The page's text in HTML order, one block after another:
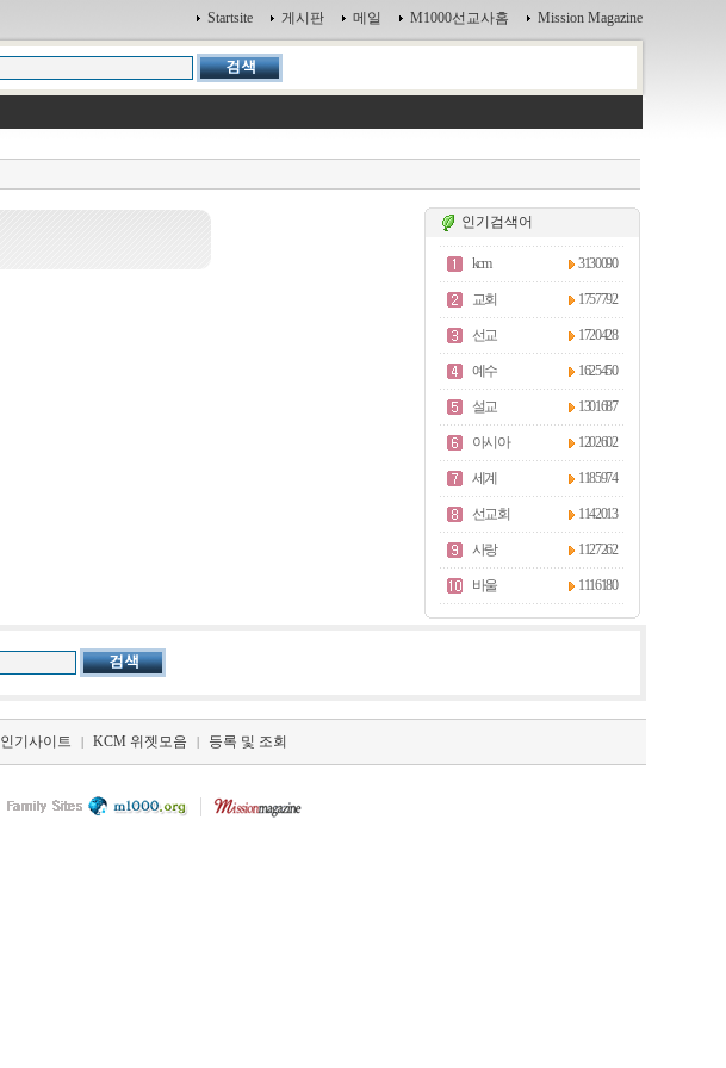
Startsite 게시판 메일 M1000선교사홈 Mission Magazine
인기검색어
kcm 3130090
교회 1757792
선교 1720428
예수 1625450
설교 1301687
아시아 1202602
세계 1185974
선교회 1142013
사랑 1127262
바울 1116180
인기사이트 | KCM 위젯모음 | 등록 및 조회